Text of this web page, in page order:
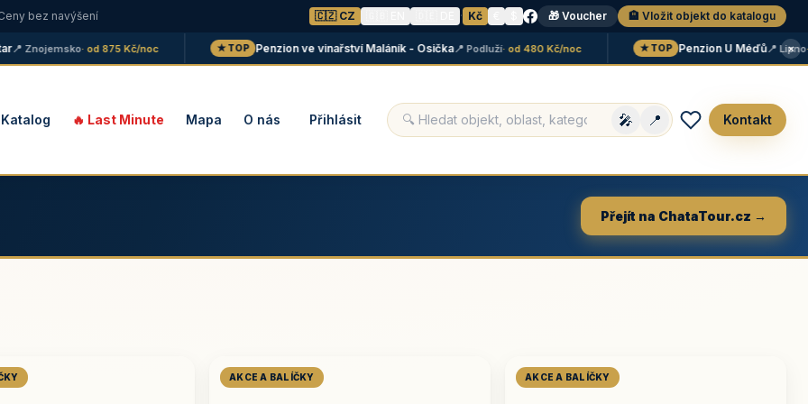
bez navýšení 🇨🇿 CZ · Kč 🎁 Voucher 🏨 Vložit objekt do katalogu
· od 875 Kč/noc ★ TOP Penzion ve vinařství Maláník - Osička📍 Podluží· od 480 Kč/noc ★ TOP Penzion U Méďů📍 Lipno· od
×
Katalog 🔥 Last Minute Mapa O nás Přihlásit 🎤 📍 Kontakt
Přejít na ChataTour.cz →
AKCE A BALÍČKY AKCE A BALÍČKY